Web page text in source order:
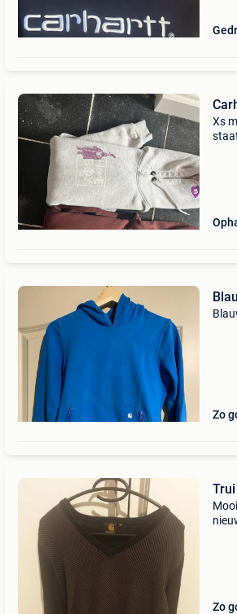
Xs
Zo
Zo